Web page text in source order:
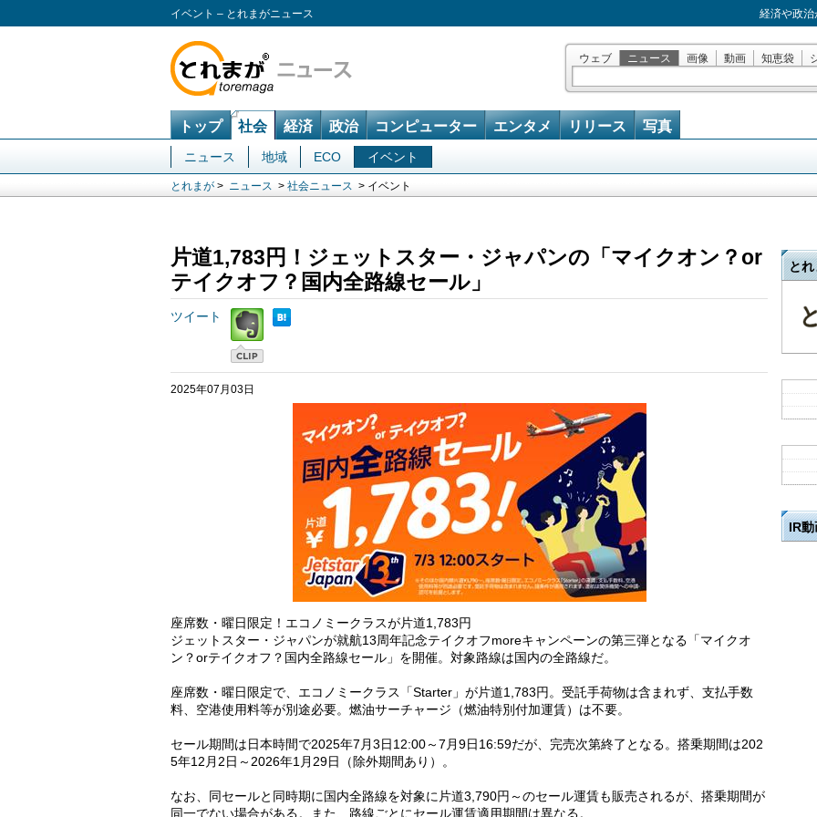
イベント – とれまがニュース 経済や政
ウェブ ニュース 画像 動画 知恵袋
トップ 社会 経済 政治 コンピューター エンタメ リリース 写真
ニュース 地域 ECO イベント
とれまが > ニュース > 社会ニュース > イベント
片道1,783円！ジェットスター・ジャパンの「マイクオン？or
テイクオフ？国内全路線セール」
ツイート
2025年07月03日
座席数・曜日限定！エコノミークラスが片道1,783円
ジェットスター・ジャパンが就航13周年記念テイクオフmoreキャンペーンの第三弾となる「マイクオ
ン？orテイクオフ？国内全路線セール」を開催。対象路線は国内の全路線だ。
座席数・曜日限定で、エコノミークラス「Starter」が片道1,783円。受託手荷物は含まれず、支払手数
料、空港使用料等が別途必要。燃油サーチャージ（燃油特別付加運賃）は不要。
セール期間は日本時間で2025年7月3日12:00～7月9日16:59だが、完売次第終了となる。搭乗期間は202
5年12月2日～2026年1月29日（除外期間あり）。
なお、同セールと同時期に国内全路線を対象に片道3,790円～のセール運賃も販売されるが、搭乗期間が
同一でない場合がある。また、路線ごとにセール運賃適用期間は異なる。
とれ
IR動